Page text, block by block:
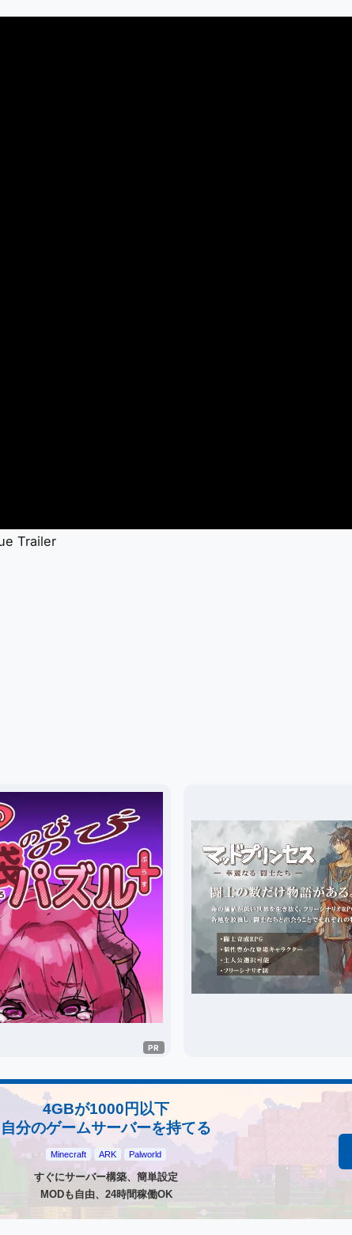
Trailer
4GBが1000円以下
自分のゲームサーバーを持てる
Minecraft ARK Palworld
すぐにサーバー構築、簡単設定
MODも自由、24時間稼働OK